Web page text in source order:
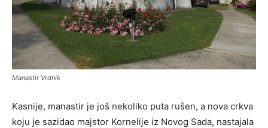
Manastir Vrdnik
Kasnije, manastir je još nekoliko puta rušen, a nova crkva
koju je sazidao majstor Kornelije iz Novog Sada, nastajala